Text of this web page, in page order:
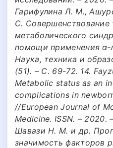
Гарифулина Л. М.,
С. Совершенствование
метаболического
помощи применения α-
Наука, техника и
(51). – С. 69-72. 14.
Metabolic status as an
complications in
//European Journal of
Medicine. ISSN. – 2020.
Шавази Н. М. и др.
значимость факторов